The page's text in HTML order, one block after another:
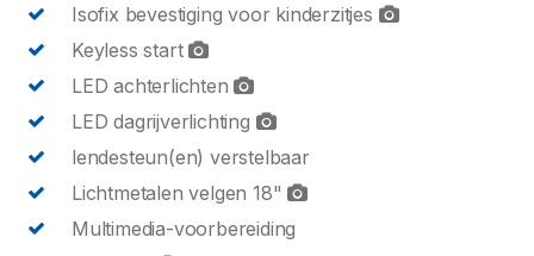
Isofix bevestiging voor kinderzitjes
Keyless start
LED achterlichten
LED dagrijverlichting
lendesteun(en) verstelbaar
Lichtmetalen velgen 18"
Multimedia-voorbereiding